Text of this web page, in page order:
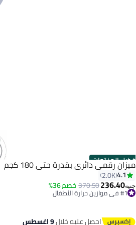
أفضل المنتجات
ميزان رقمي دائري بقدرة حتى 180 كجم
4.1
2.0K
جنيه236.40
370.50خصم 36% #1 في موازين حرارة الأطفال
توصيل مجاني
#1 في موازين حرارة الأطفال احصل عليه خلال9 اغسطس